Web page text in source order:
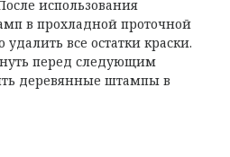
использования
в прохладной проточной
все остатки краски.
перед следующим
деревянные штампы в